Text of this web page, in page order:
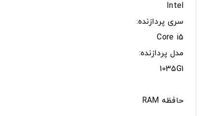
Intel
سری پردازنده:
Core i5
مدل پردازنده:
1035G1
حافظه RAM